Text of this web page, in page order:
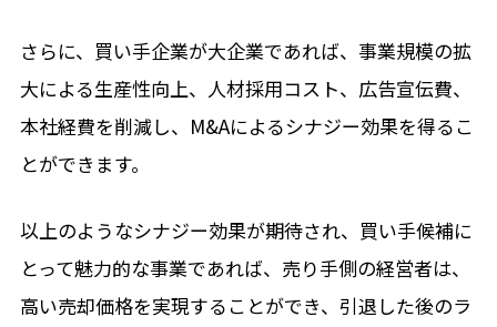
さらに、買い手企業が大企業であれば、事業規模の拡
大による生産性向上、人材採用コスト、広告宣伝費、
本社経費を削減し、M&Aによるシナジー効果を得るこ
とができます。
以上のようなシナジー効果が期待され、買い手候補に
とって魅力的な事業であれば、売り手側の経営者は、
高い売却価格を実現することができ、引退した後のラ